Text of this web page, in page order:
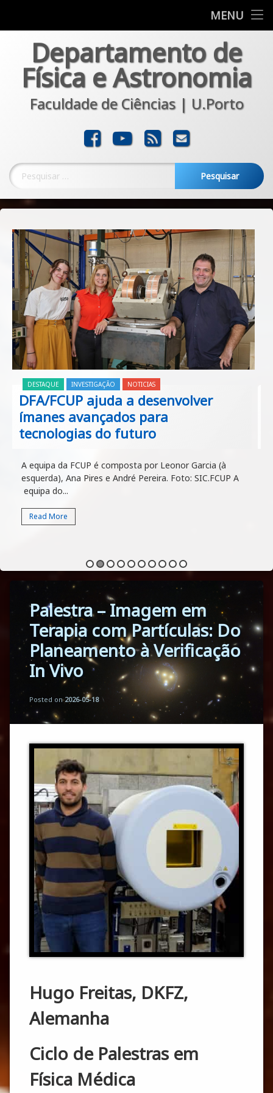
MENU
Formação
Investigação
Comunicação
Noticias
Departamento de
Física e Astronomia
Faculdade de Ciências | U.Porto
FacebookYouTube
RSS E-mail
Pesquisar por:
DESTAQUE INVESTIGAÇÃO NOTICIAS
DFA/FCUP ajuda a desenvolver
ímanes avançados para
tecnologias do futuro
A equipa da FCUP é composta por Leonor Garcia (à
esquerda), Ana Pires e André Pereira. Foto: SIC.FCUP A
equipa do...
Read More
Palestra – Imagem em
Terapia com Partículas: Do
Planeamento à Verificação
In Vivo
Posted on2026-05-18
Updated on 2026-05-18
byFlorbela Martins
Hugo Freitas, DKFZ,
Alemanha
Ciclo de Palestras em
Física Médica